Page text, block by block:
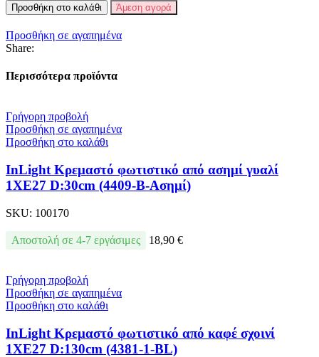
Προσθήκη στο καλάθι Άμεση αγορά
Προσθήκη σε αγαπημένα
Share:
Περισσότερα προϊόντα
Γρήγορη προβολή
Προσθήκη σε αγαπημένα
Προσθήκη στο καλάθι
InLight Κρεμαστό φωτιστικό από ασημί γυαλί
1XE27 D:30cm (4409-Β-Ασημί)
SKU: 100170
Αποστολή σε 4-7 εργάσιμες 18,90 €
Γρήγορη προβολή
Προσθήκη σε αγαπημένα
Προσθήκη στο καλάθι
InLight Κρεμαστό φωτιστικό από καφέ σχοινί
1XE27 D:130cm (4381-1-BL)